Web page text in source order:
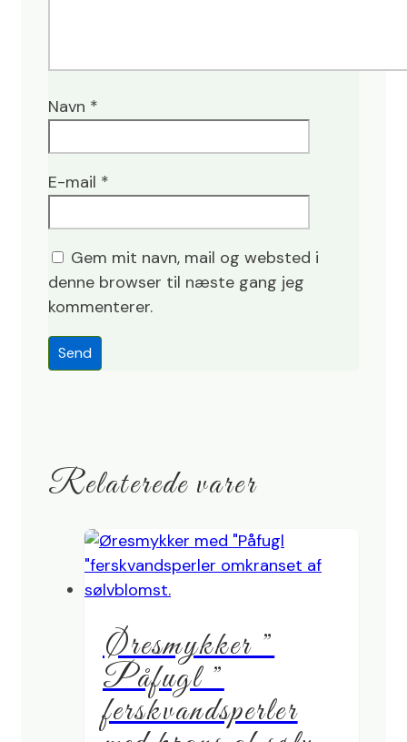
Navn *
E-mail *
Gem mit navn, mail og websted i
denne browser til næste gang jeg
kommenterer.
Relaterede varer
Øresmykker ”
Påfugl ”
ferskvandsperler